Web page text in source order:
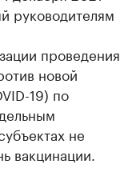
руководителям
проведения
новой
19) по
не
вакцинации.